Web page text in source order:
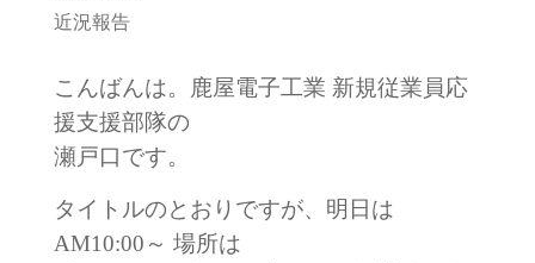
近況報告
こんばんは。鹿屋電子工業 新規従業員応
援支援部隊の
瀬戸口です。
タイトルのとおりですが、明日は
AM10:00～ 場所は